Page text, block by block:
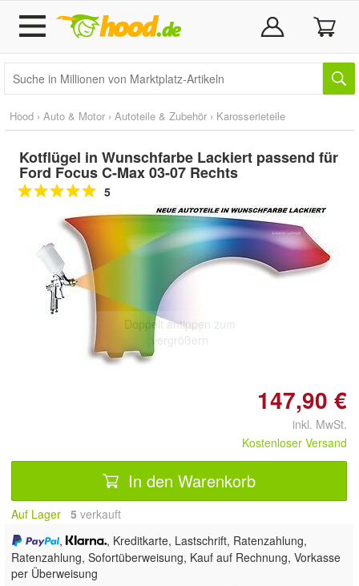
Hood › Auto & Motor › Autoteile & Zubehör › Karosserieteile
Kotflügel in Wunschfarbe Lackiert passend für
Ford Focus C-Max 03-07 Rechts
5
Doppelt antippen zum
vergrößern
147,90 €
inkl. MwSt.
Kostenloser Versand
In den Warenkorb
Auf Lager 5 verkauft
,
, Kreditkarte, Lastschrift, Ratenzahlung,
Ratenzahlung, Sofortüberweisung, Kauf auf Rechnung, Vorkasse
per Überweisung